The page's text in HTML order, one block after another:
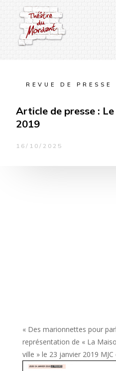
REVUE DE PRESSE
Article de presse :
2019
16/10/2025
« Des marionnettes pour
représentation de « La
ville » le 23 janvier 2019